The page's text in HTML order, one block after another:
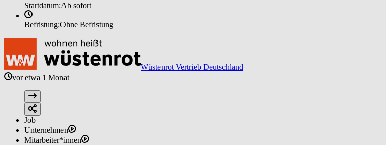
Startdatum:Ab sofort
Befristung:Ohne Befristung
Wüstenrot Vertrieb Deutschland
vor etwa 1 Monat
Job
Unternehmen
Mitarbeiter*innen